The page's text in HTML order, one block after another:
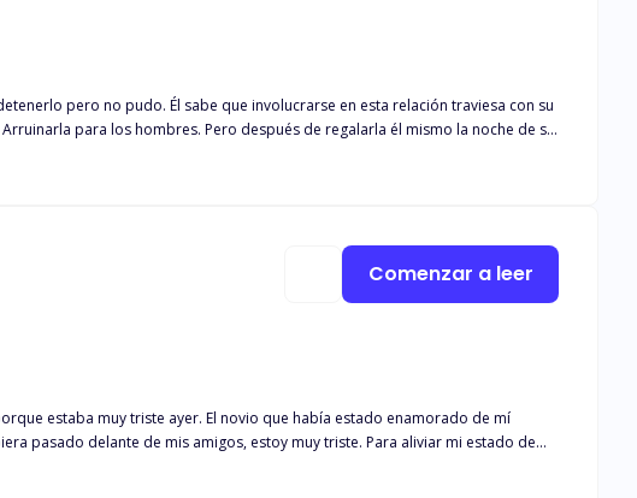
pero no pudo. Él sabe que involucrarse en esta relación traviesa con su
de regalarla él mismo la noche de su
estaba muy triste ayer. El novio que había estado enamorado de mí
pasado delante de mis amigos, estoy muy triste. Para aliviar mi estado de
s*xy. Como el deseo controlaba mi mente, tuve una aventura
Comenzar a leer